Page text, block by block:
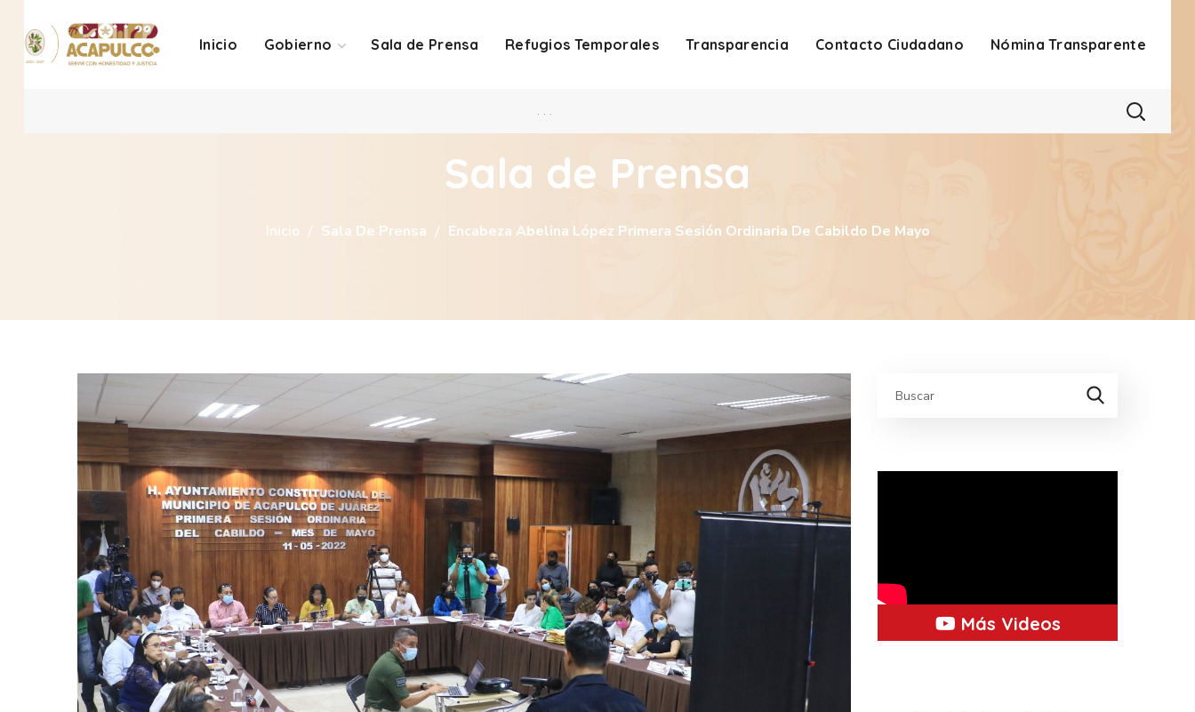
Inicio Gobierno Sala de Prensa Refugios Temporales Transparencia Contacto Ciudadano Nómina Transparente
. . .
Sala de Prensa
Inicio Sala De Prensa Encabeza Abelina López Primera Sesión Ordinaria De Cabildo De Mayo
Más Videos